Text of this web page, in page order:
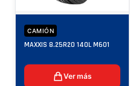
CAMIÓN
MAXXIS 8.25R20 140L M601
Ver más